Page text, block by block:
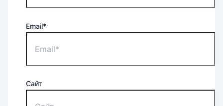
Email*
Сайт